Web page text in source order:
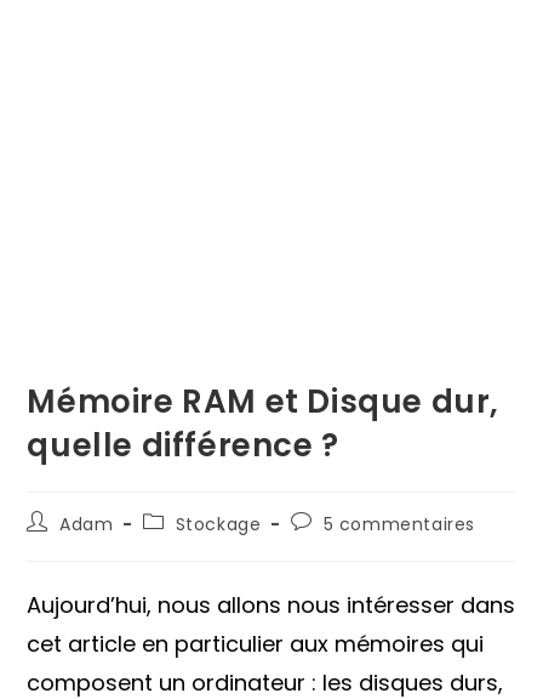
Mémoire RAM et Disque dur,
quelle différence ?
Auteur/autrice
Adam
PostStockage
Commentaires
publication :
5 commentaires
Aujourd’hui, nous allons nous intéresser dans
cet article en particulier aux mémoires qui
composent un ordinateur : les disques durs,